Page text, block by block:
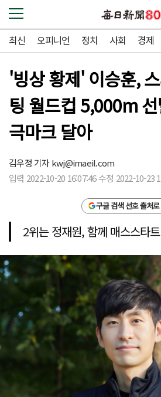
최신 오피니언 정치 사회 경제
'빙상 황제' 이승훈,
팅 월드컵 5,000m
극마크 달아
김우정 기자kwj@imaeil.com
입력 2022-10-20 16:07:46 수정 2022-10-23
구글 검색 선호 출처
2위는 정재원, 함께 매스스타